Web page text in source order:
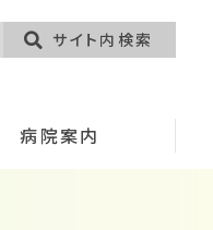
サイト内検索
病院案内